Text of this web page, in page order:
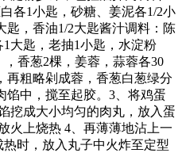
各1小匙，砂糖、姜泥各1/2小
匙，香油1/2大匙酱汁调料：陈
大匙，老抽1小匙，水淀粉
，香葱2棵，姜蓉，蒜蓉各30
再粗略剁成蓉，香葱白葱绿分
馅中，搅至起胶。3、将鸡蛋
挖成大小均匀的肉丸，放入蛋
火上烧热 4、再薄薄地沾上一
时，放入丸子中火炸至定型